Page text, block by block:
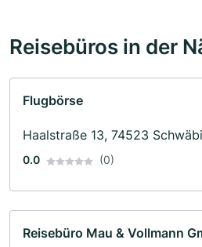
Reisebüros in der
Flugbörse
Haalstraße 13, 74523
0.0 (0)
Reisebüro Mau & Vollmann